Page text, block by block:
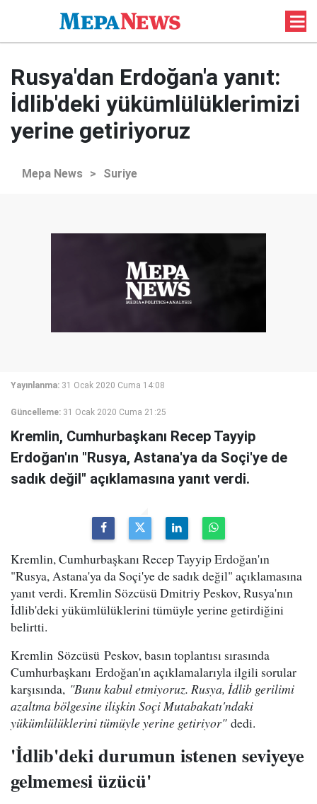
Rusya'dan Erdoğan'a yanıt:
İdlib'deki yükümlülüklerimizi
yerine getiriyoruz
Mepa News > Suriye
Yayınlanma: 31 Ocak 2020 Cuma 14:08
Güncelleme: 31 Ocak 2020 Cuma 21:25
Kremlin, Cumhurbaşkanı Recep Tayyip
Erdoğan'ın "Rusya, Astana'ya da Soçi'ye de
sadık değil" açıklamasına yanıt verdi.
Kremlin, Cumhurbaşkanı Recep Tayyip Erdoğan'ın
"Rusya, Astana'ya da Soçi'ye de sadık değil" açıklamasına
yanıt verdi. Kremlin Sözcüsü Dmitriy Peskov, Rusya'nın
İdlib'deki yükümlülüklerini tümüyle yerine getirdiğini
belirtti.
Kremlin Sözcüsü Peskov, basın toplantısı sırasında
Cumhurbaşkanı Erdoğan'ın açıklamalarıyla ilgili sorular
karşısında, "Bunu kabul etmiyoruz. Rusya, İdlib gerilimi
azaltma bölgesine ilişkin Soçi Mutabakatı'ndaki
yükümlülüklerini tümüyle yerine getiriyor"dedi.
'İdlib'deki durumun istenen seviyeye
gelmemesi üzücü'